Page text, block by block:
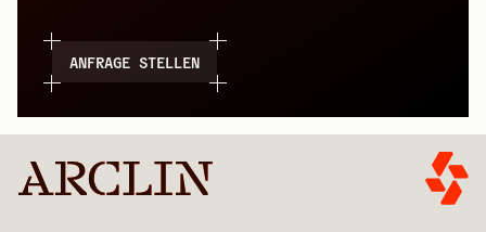
ANFRAGE STELLEN